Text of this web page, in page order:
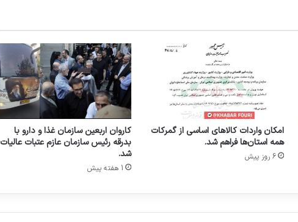
ه
ز
ا
ت
پ
ز
ش
ک
ی
م
امکان واردات کالاهای اساسی از گمرکات
همه استان‌ها فراهم شد.
6 روز پیش
کاروان اربعین سازمان غذا و دارو با
بدرقه رئیس سازمان عازم عتبات عالیات
شد.
1 هفته پیش